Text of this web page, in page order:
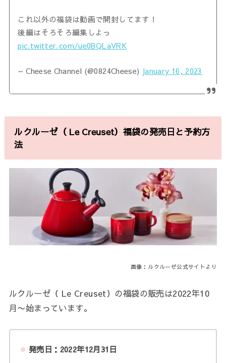
これ以外の福袋は動画で開封してます！
後編はそろそろ編集しよっ
pic.twitter.com/ue0BQLaVRK
— Cheese Channel (@0824Cheese) January 16, 2023
ルクルーゼ（ Le Creuset）福袋の発売日と予約方
法
画像：ルクルーゼ公式サイトより
ルクルーゼ（ Le Creuset）の福袋の販売は2022年10
月〜始まっています。
発売日：2022年12月31日